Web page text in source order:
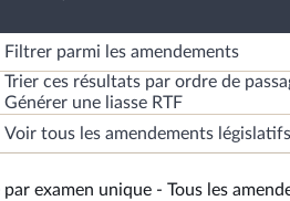
Filtrer parmi les amendements
Trier ces résultats par ordre de
Générer une liasse RTF
Voir tous les amendements
par examen unique - Tous les